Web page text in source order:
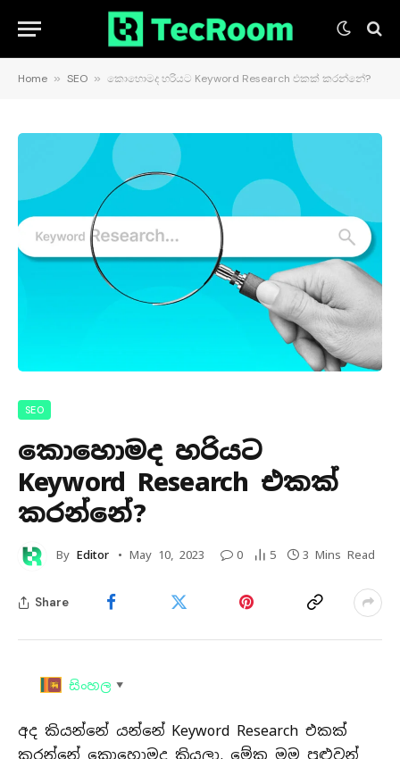
Home » SEO » කොහොමද හරියට Keyword Research එකක් කරන්නේ?
SEO
කොහොමද හරියට
Keyword Research එකක්
කරන්නේ?
By Editor May 10, 2023 0 5 3 Mins Read
Share
සිංහල ▼
අද කියන්නේ යන්නේ Keyword Research එකක්
කරන්නේ කොහොමද කියලා. මේක මම පුළුවන්